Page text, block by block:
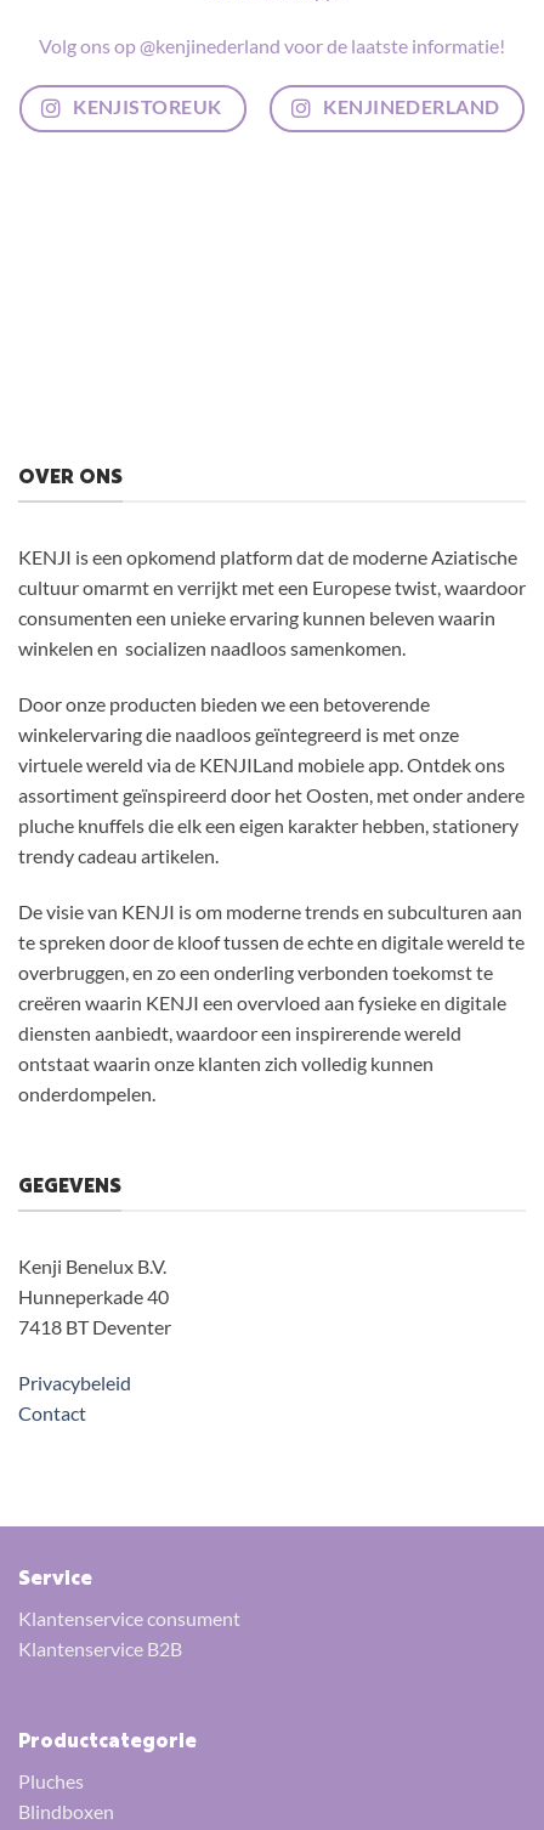
Volg ons op @kenjinederland voor de laatste informatie!
KENJISTOREUK KENJINEDERLAND
OVER ONS
KENJI is een opkomend platform dat de moderne Aziatische
cultuur omarmt en verrijkt met een Europese twist, waardoor
consumenten een unieke ervaring kunnen beleven waarin
winkelen en socializen naadloos samenkomen.
Door onze producten bieden we een betoverende
winkelervaring die naadloos geïntegreerd is met onze
virtuele wereld via de KENJILand mobiele app. Ontdek ons
assortiment geïnspireerd door het Oosten, met onder andere
pluche knuffels die elk een eigen karakter hebben, stationery
trendy cadeau artikelen.
De visie van KENJI is om moderne trends en subculturen aan
te spreken door de kloof tussen de echte en digitale wereld te
overbruggen, en zo een onderling verbonden toekomst te
creëren waarin KENJI een overvloed aan fysieke en digitale
diensten aanbiedt, waardoor een inspirerende wereld
ontstaat waarin onze klanten zich volledig kunnen
onderdompelen.
GEGEVENS
Kenji Benelux B.V.
Hunneperkade 40
7418 BT Deventer
Privacybeleid
Contact
Service
Klantenservice consument
Klantenservice B2B
Productcategorie
Pluches
Blindboxen